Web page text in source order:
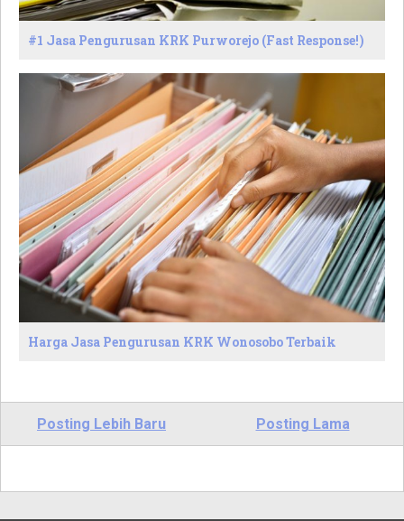
#1 Jasa Pengurusan KRK Purworejo (Fast Response!)
Harga Jasa Pengurusan KRK Wonosobo Terbaik
Posting Lebih Baru Posting Lama